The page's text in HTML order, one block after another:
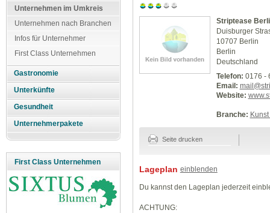
Unternehmen im Umkreis
Unternehmen nach Branchen
Infos für Unternehmer
First Class Unternehmen
Gastronomie
Unterkünfte
Gesundheit
Unternehmerpakete
First Class Unternehmen
Striptease
Duisburger
10707 Berlin
Berlin
Deutschland
Telefon: 0176 -
Email:
Website:
Branche:
Seite drucken
Lageplan einblenden
Du kannst den Lageplan jederzeit
ACHTUNG: